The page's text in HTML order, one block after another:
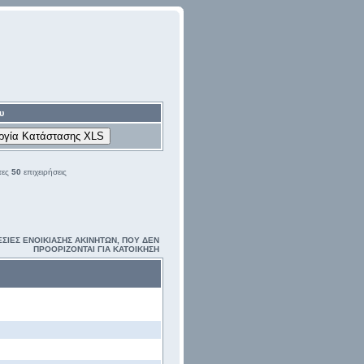
50 επιχειρήσεις
ΕΝΟΙΚΙΑΣΗΣ ΑΚΙΝΗΤΩΝ, ΠΟΥ ΔΕΝ
ΠΡΟΟΡΙΖΟΝΤΑΙ ΓΙΑ ΚΑΤΟΙΚΗΣΗ